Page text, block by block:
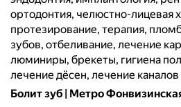
ортодонтия, челюстно-лицевая
протезирование, терапия,
зубов, отбеливание, лечение
люминиры, брекеты, гигиена
лечение дёсен, лечение каналов
Болит зуб | Метро